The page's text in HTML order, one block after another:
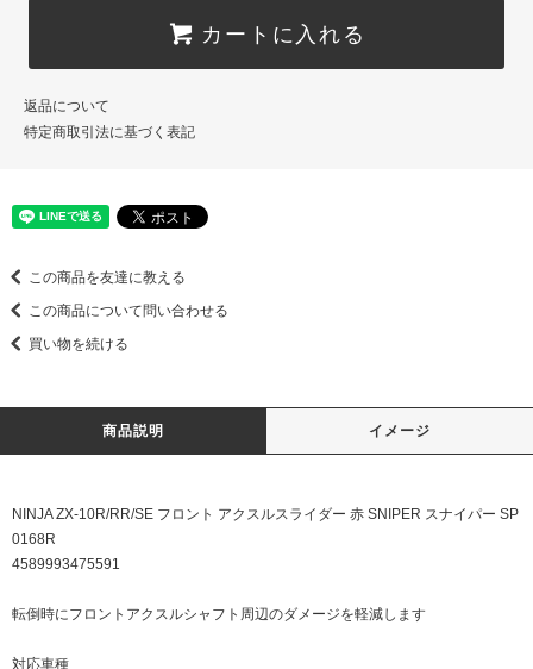
カートに入れる
返品について
特定商取引法に基づく表記
この商品を友達に教える
この商品について問い合わせる
買い物を続ける
商品説明 イメージ
NINJA ZX-10R/RR/SE フロント アクスルスライダー 赤 SNIPER スナイパー SP
0168R
4589993475591
転倒時にフロントアクスルシャフト周辺のダメージを軽減します
対応車種